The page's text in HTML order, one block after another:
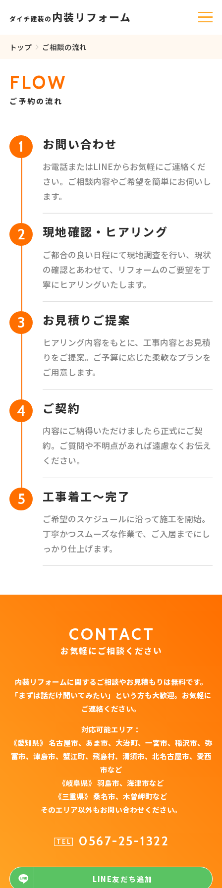
ダイチ建装の 内装リフォーム
トップ ご相談の流れ
ご予約の流れ
FLOW
お問い合わせ
お電話またはLINEからお気軽にご連絡くだ
さい。ご相談内容やご希望を簡単にお伺いし
ます。
現地確認・ヒアリング
ご都合の良い日程にて現地調査を行い、現状
の確認とあわせて、リフォームのご要望を丁
寧にヒアリングいたします。
お見積りご提案
ヒアリング内容をもとに、工事内容とお見積
りをご提案。ご予算に応じた柔軟なプランを
ご用意します。
ご契約
内容にご納得いただけましたら正式にご契
約。ご質問や不明点があれば遠慮なくお伝え
ください。
工事着工〜完了
ご希望のスケジュールに沿って施工を開始。
丁寧かつスムーズな作業で、ご入居までにし
っかり仕上げます。
お気軽にご相談ください
CONTACT
内装リフォームに関するご相談やお見積もりは無料です。
「まずは話だけ聞いてみたい」という方も大歓迎。お気軽に
ご連絡ください。
対応可能エリア：
《愛知県》 名古屋市、あま市、大治町、一宮市、稲沢市、弥
富市、津島市、蟹江町、飛島村、清須市、北名古屋市、愛西
市など
《岐阜県》 羽島市、海津市など
《三重県》 桑名市、木曽岬町など
そのエリア以外もお問い合わせください。
TEL 0567-25-1322
LINE友だち追加